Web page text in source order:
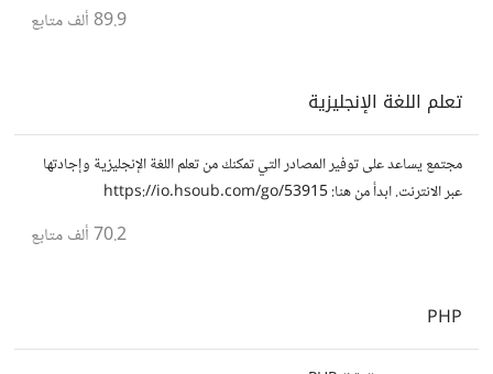
89.9 ألف متابع
تعلم اللغة الإنجليزية
مجتمع يساعد على توفير المصادر التي تمكنك من تعلم اللغة الإنجليزية وإجادتها
عبر الانترنت. ابدأ من هنا: https://io.hsoub.com/go/53915
70.2 ألف متابع
PHP